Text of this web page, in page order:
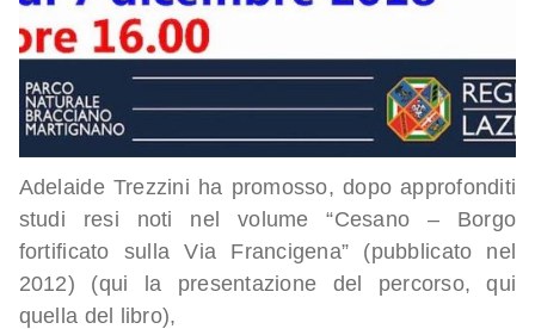
Adelaide Trezzini ha promosso, dopo approfonditi
studi resi noti nel volume “Cesano – Borgo
fortificato sulla Via Francigena” (pubblicato nel
2012) (qui la presentazione del percorso, qui
quella del libro),